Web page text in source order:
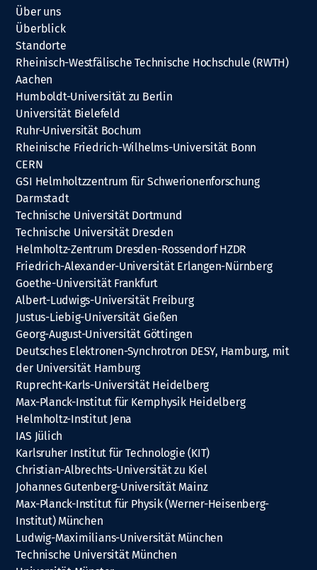
Über uns
Überblick
Standorte
Rheinisch-Westfälische Technische Hochschule (RWTH)
Aachen
Humboldt-Universität zu Berlin
Universität Bielefeld
Ruhr-Universität Bochum
Rheinische Friedrich-Wilhelms-Universität Bonn
CERN
GSI Helmholtzzentrum für Schwerionenforschung
Darmstadt
Technische Universität Dortmund
Technische Universität Dresden
Helmholtz-Zentrum Dresden-Rossendorf HZDR
Friedrich-Alexander-Universität Erlangen-Nürnberg
Goethe-Universität Frankfurt
Albert-Ludwigs-Universität Freiburg
Justus-Liebig-Universität Gießen
Georg-August-Universität Göttingen
Deutsches Elektronen-Synchrotron DESY, Hamburg, mit
der Universität Hamburg
Ruprecht-Karls-Universität Heidelberg
Max-Planck-Institut für Kernphysik Heidelberg
Helmholtz-Institut Jena
IAS Jülich
Karlsruher Institut für Technologie (KIT)
Christian-Albrechts-Universität zu Kiel
Johannes Gutenberg-Universität Mainz
Max-Planck-Institut für Physik (Werner-Heisenberg-
Institut) München
Ludwig-Maximilians-Universität München
Technische Universität München